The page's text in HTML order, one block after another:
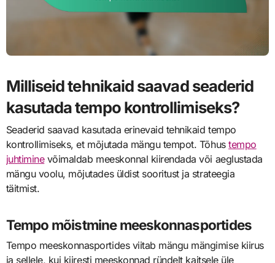
Milliseid tehnikaid saavad seaderid
kasutada tempo kontrollimiseks?
Seaderid saavad kasutada erinevaid tehnikaid tempo
kontrollimiseks, et mõjutada mängu tempot. Tõhustempo
juhtiminevõimaldab meeskonnal kiirendada või aeglustada
mängu voolu, mõjutades üldist sooritust ja strateegia
täitmist.
Tempo mõistmine meeskonnasportides
Tempo meeskonnasportides viitab mängu mängimise kiirus
ja sellele, kui kiiresti meeskonnad ründelt kaitsele üle